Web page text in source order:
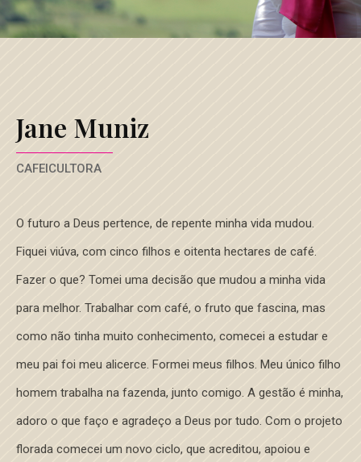
Jane Muniz
CAFEICULTORA
O futuro a Deus pertence, de repente minha vida mudou.
Fiquei viúva, com cinco filhos e oitenta hectares de café.
Fazer o que? Tomei uma decisão que mudou a minha vida
para melhor. Trabalhar com café, o fruto que fascina, mas
como não tinha muito conhecimento, comecei a estudar e
meu pai foi meu alicerce. Formei meus filhos. Meu único filho
homem trabalha na fazenda, junto comigo. A gestão é minha,
adoro o que faço e agradeço a Deus por tudo. Com o projeto
florada comecei um novo ciclo, que acreditou, apoiou e